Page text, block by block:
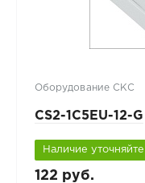
Оборудование СКС
CS2-1C5EU-12-G
Наличие уточняйте
122 руб.